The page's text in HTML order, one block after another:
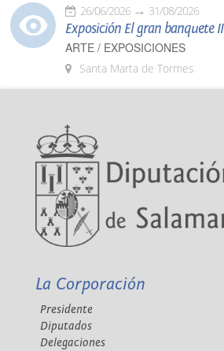
26/06/2026 31/08/2026
Exposición El gran banquete II
ARTE / EXPOSICIONES
Santa Marta de Tormes
La Corporación
Presidente
Diputados
Delegaciones